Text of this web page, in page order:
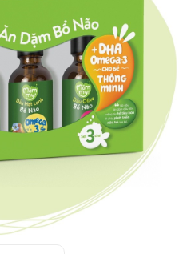
giá: